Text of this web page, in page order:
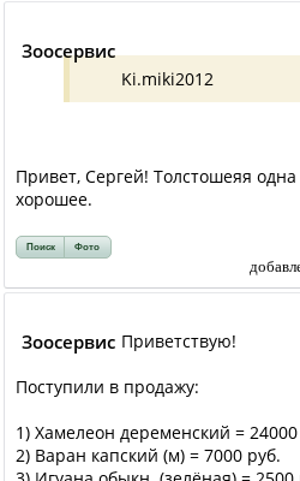
Зоосервис
Ki.miki2012
Привет, Сергей! Толстошеяя
хорошее.
Поиск Фото
Зоосервис Приветствую!
Поступили в продажу:
1) Хамелеон деременский =
2) Варан капский (м) = 7000 руб.